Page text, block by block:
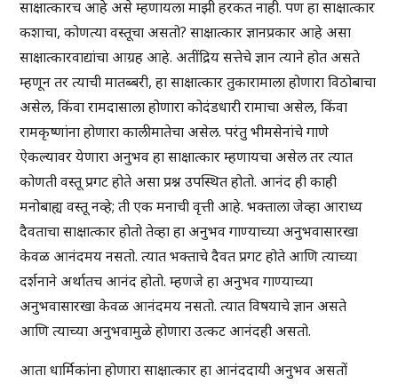
साक्षात्कारच आहे असे म्हणायला माझी हरकत नाही. पण हा साक्षात्कार
कशाचा, कोणत्या वस्तूचा असतो? साक्षात्कार ज्ञानप्रकार आहे असा
साक्षात्कारवाद्यांचा आग्रह आहे. अतींद्रिय सत्तेचे ज्ञान त्याने होत असते
म्हणून तर त्याची मातब्बरी, हा साक्षात्कार तुकारामाला होणारा विठोबाचा
असेल, किंवा रामदासाला होणारा कोदंडधारी रामाचा असेल, किंवा
रामकृष्णांना होणारा कालीमातेचा असेल. परंतु भीमसेनांचे गाणे
ऐकल्यावर येणारा अनुभव हा साक्षात्कार म्हणायचा असेल तर त्यात
कोणती वस्तू प्रगट होते असा प्रश्न उपस्थित होतो. आनंद ही काही
मनोबाह्य वस्तू नव्हे; ती एक मनाची वृत्ती आहे. भक्ताला जेव्हा आराध्य
दैवताचा साक्षात्कार होतो तेव्हा हा अनुभव गाण्याच्या अनुभवासारखा
केवळ आनंदमय नसतो. त्यात भक्ताचे दैवत प्रगट होते आणि त्याच्या
दर्शनाने अर्थातच आनंद होतो. म्हणजे हा अनुभव गाण्याच्या
अनुभवासारखा केवळ आनंदमय नसतो. त्यात विषयाचे ज्ञान असते
आणि त्याच्या अनुभवामुळे होणारा उत्कट आनंदही असतो.
आता धार्मिकांना होणारा साक्षात्कार हा आनंददायी अनुभव असतों